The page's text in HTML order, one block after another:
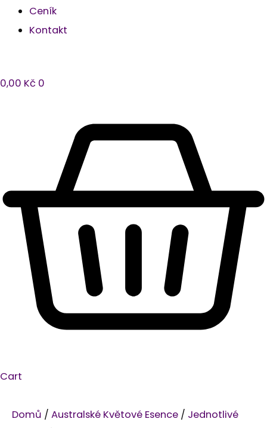
Ceník
Kontakt
0,00 Kč 0
Cart
Domů / Australské Květové Esence / Jednotlivé